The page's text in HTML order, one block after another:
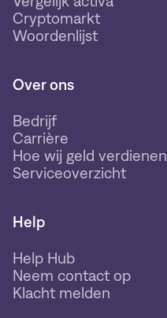
Cryptomarkt
Woordenlijst
Over ons
Bedrijf
Carrière
Hoe wij geld verdienen
Serviceoverzicht
Help
Help Hub
Neem contact op
Klacht melden